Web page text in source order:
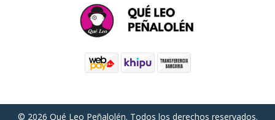
© 2026 Qué Leo Peñalolén. Todos los derechos reservados.